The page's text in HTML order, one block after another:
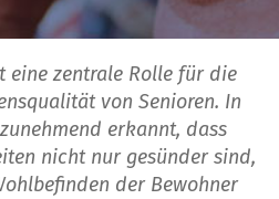
eine zentrale Rolle für die
von Senioren. In
erkannt, dass
nicht nur gesünder sind,
der Bewohner